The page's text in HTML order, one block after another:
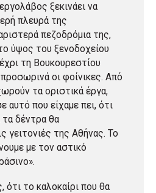
ξεκινάει να
πλευρά της
πεζοδρόμια της,
ύψος του ξενοδοχείου
τη Βουκουρεστίου
οι φοίνικες. Από
τα οριστικά έργα,
αυτό που είχαμε πει, ότι
τα δέντρα θα
γειτονιές της Αθήνας. Το
με τον αστικό
ότι το καλοκαίρι που θα